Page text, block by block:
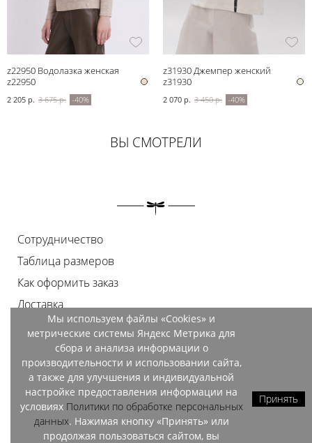
z22950 Водолазка женская
z22950
2 205 р. 3 675 р. -40%
z31930 Джемпер женский
z31930
2 070 р. 3 450 р. -40%
ВЫ СМОТРЕЛИ
Сотрудничество
Таблица размеров
Как оформить заказ
Доставка
Оплата
Возврат
Документы
Контакты
Магазины
Мы используем файлы «Cookies» и
метрические системы Яндекс Метрика для
сбора и анализа информации о
производительности и использовании сайта,
а также для улучшения и индивидуальной
настройке предоставления информации на
условиях Политики по обработке персональных
данных. Нажимая кнопку «Принять» или
продолжая пользоваться сайтом, вы
Принять